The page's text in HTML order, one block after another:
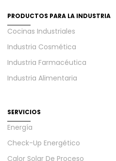
PRODUCTOS PARA LA INDUSTRIA
Cocinas Industriales
Industria Cosmética
Industria Farmacéutica
Industria Alimentaria
SERVICIOS
Energía
Check-Up Energético
Calor Solar De Proceso